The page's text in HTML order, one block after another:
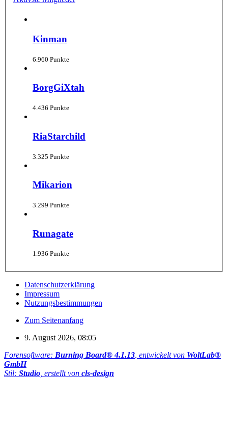
Kinman
6.960 Punkte
BorgGiXtah
4.436 Punkte
RiaStarchild
3.325 Punkte
Mikarion
3.299 Punkte
Runagate
1.936 Punkte
Datenschutzerklärung
Impressum
Nutzungsbestimmungen
Zum Seitenanfang
9. August 2026, 08:05
Forensoftware: Burning Board® 4.1.13 , entwickelt von WoltLab®
GmbH
Stil: Studio , erstellt von cls-design